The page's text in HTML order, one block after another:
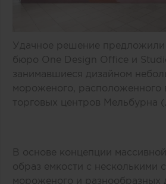
Удачное решение предложили
бюро One Design Office и
занимавшиеся дизайном
мороженого, расположенного
торговых центров Мельбурна
В основе концепции
образ емкости с несколькими
мороженого и разнообразных